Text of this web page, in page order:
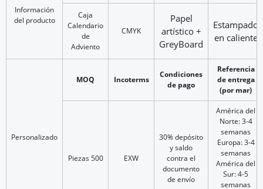
Información
del producto
Caja
Calendario
de
Adviento
CMYK
Papel
artístico +
GreyBoard
Estampado
en caliente
Personalizado
MOQ Incoterms
Condiciones
de pago
Referencia
de entrega
(por mar)
Piezas 500 EXW
30% depósito
y saldo
contra el
documento
de envío
América del
Norte: 3-4
semanas
Europa: 3-4
semanas
América del
Sur: 4-5
semanas